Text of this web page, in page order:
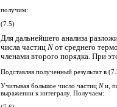
получим:
(7.5)
Для дальнейшего анализа разложим энтропию в
числа частиц N от среднего
Подставляя полученный результат в
Учитывая большое число частиц Nи,
выражении к интегралу. Получаем: